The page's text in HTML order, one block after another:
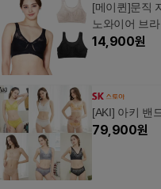
[메이퀸]문직
노와이어 브라
14,900원
[AKI] 아키 밴
79,900원